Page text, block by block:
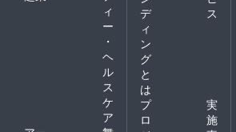
ィ
ー
・
ヘ
ル
ス
ケ
ア
デ
ィ
ン
グ
と
は
ス
プ
ロ
実
施